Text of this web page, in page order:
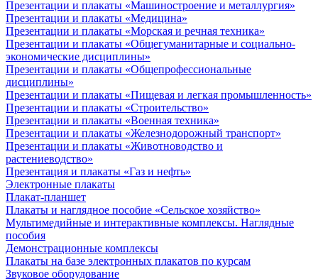
Презентации и плакаты «Машиностроение и металлургия»
Презентации и плакаты «Медицина»
Презентации и плакаты «Морская и речная техника»
Презентации и плакаты «Общегуманитарные и социально-
экономические дисциплины»
Презентации и плакаты «Общепрофессиональные
дисциплины»
Презентации и плакаты «Пищевая и легкая промышленность»
Презентации и плакаты «Строительство»
Презентации и плакаты «Военная техника»
Презентации и плакаты «Железнодорожный транспорт»
Презентации и плакаты «Животноводство и
растениеводство»
Презентация и плакаты «Газ и нефть»
Электронные плакаты
Плакат-планшет
Плакаты и наглядное пособие «Сельское хозяйство»
Мультимедийные и интерактивные комплексы. Наглядные
пособия
Демонстрационные комплексы
Плакаты на базе электронных плакатов по курсам
Звуковое оборудование